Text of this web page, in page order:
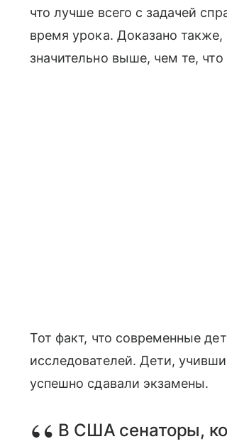
что лучше всего с задачей
время урока. Доказано также,
значительно выше, чем те,
Тот факт, что современные
исследователей. Дети,
успешно сдавали экзамены.
В США сенаторы,